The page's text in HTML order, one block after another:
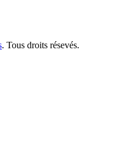
. Tous droits résevés.